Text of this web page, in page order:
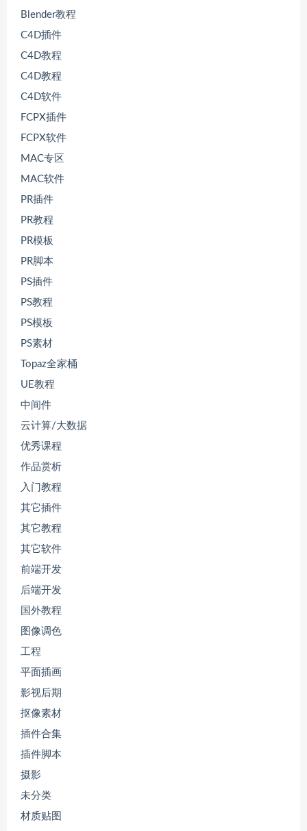
Blender教程
C4D插件
C4D教程
C4D教程
C4D软件
FCPX插件
FCPX软件
MAC专区
MAC软件
PR插件
PR教程
PR模板
PR脚本
PS插件
PS教程
PS模板
PS素材
Topaz全家桶
UE教程
中间件
云计算/大数据
优秀课程
作品赏析
入门教程
其它插件
其它教程
其它软件
前端开发
后端开发
国外教程
图像调色
工程
平面插画
影视后期
抠像素材
插件合集
插件脚本
摄影
未分类
材质贴图